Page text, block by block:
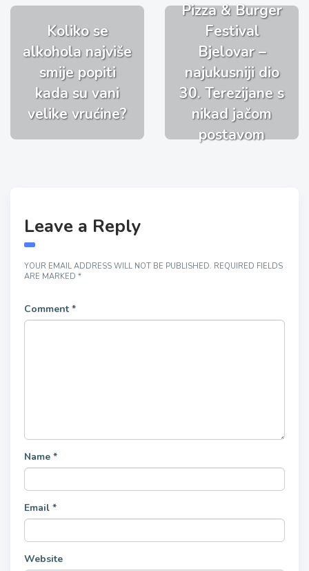
Koliko se
alkohola najviše
smije popiti
kada su vani
velike vrućine?
Pizza & Burger
Festival
Bjelovar –
najukusniji dio
30. Terezijane s
nikad jačom
postavom
Leave a Reply
YOUR EMAIL ADDRESS WILL NOT BE PUBLISHED. REQUIRED FIELDS
ARE MARKED *
Comment *
Name *
Email *
Website